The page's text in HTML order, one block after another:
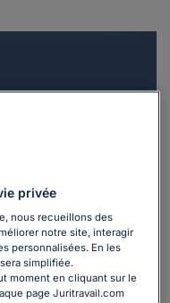
avec un
privée
nous recueillons des
notre site, interagir
personnalisées. En les
simplifiée.
moment en cliquant sur le
page Juritravail.com